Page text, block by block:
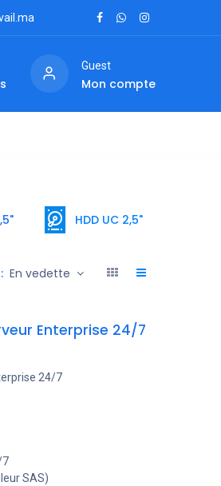
Guest
Mon compte
HDD UC 2,5"
En vedette
Enterprise 24/7
24/7
7
SAS)